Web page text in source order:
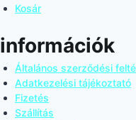
Kosár
információk
Általános szerződési
Adatkezelési tájékoztató
Fizetés
Szállítás